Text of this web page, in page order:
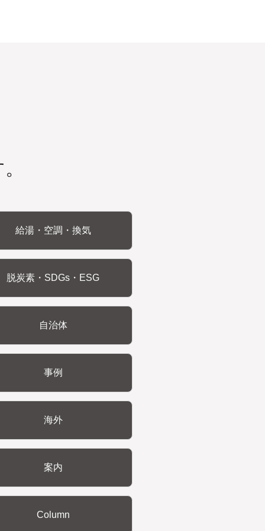
給湯・空調・換気
脱炭素・SDGs・ESG
自治体
事例
海外
案内
Column